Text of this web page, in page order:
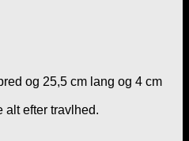
og 25,5 cm lang og 4 cm
alt efter travlhed.